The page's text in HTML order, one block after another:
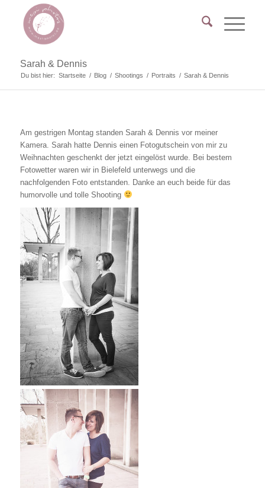
Sarah & Dennis
Du bist hier: Startseite / Blog / Shootings / Portraits / Sarah & Dennis
Am gestrigen Montag standen Sarah & Dennis vor meiner
Kamera. Sarah hatte Dennis einen Fotogutschein von mir zu
Weihnachten geschenkt der jetzt eingelöst wurde. Bei bestem
Fotowetter waren wir in Bielefeld unterwegs und die
nachfolgenden Foto entstanden. Danke an euch beide für das
humorvolle und tolle Shooting